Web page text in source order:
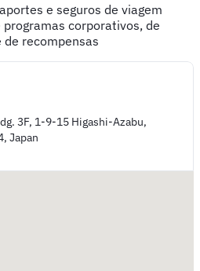
e seguros de viagem
corporativos, de
recompensas
3F, 1-9-15 Higashi-Azabu,
Japan